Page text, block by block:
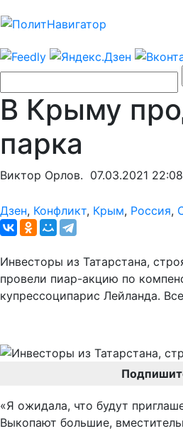
В Крыму
парка
Виктор Орлов. 07.03.2021 22:08
Дзен, Конфликт, Крым, Россия,
Инвесторы из Татарстана,
провели пиар-акцию по
купрессоципарис Лейланда.
«Я ожидала, что будут
Выкопают большие,